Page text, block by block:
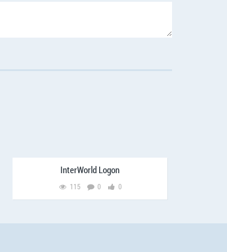
InterWorld Logon
115 0 0